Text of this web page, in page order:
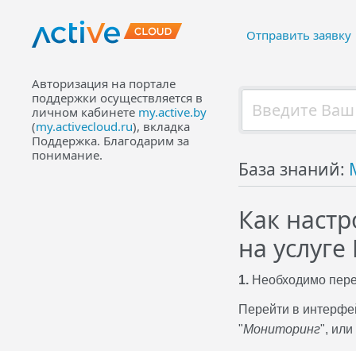
Отправить заявку
Авторизация на портале
поддержки осуществляется в
личном кабинете my.active.by
(my.activecloud.ru), вкладка
Поддержка. Благодарим за
понимание.
База знаний:
Как
на
1.Необходимо
Перейти в
"Мониторинг", или